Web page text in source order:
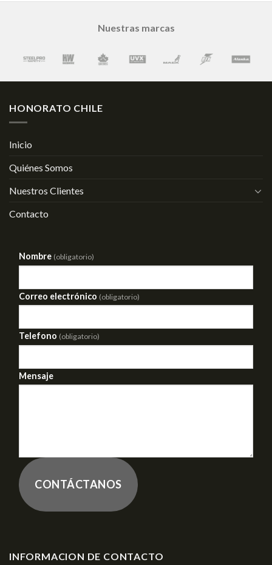
Nuestras marcas
HONORATO CHILE
Inicio
Quiénes Somos
Nuestros Clientes
Contacto
Nombre (obligatorio)
Correo electrónico (obligatorio)
Telefono (obligatorio)
Mensaje
CONTÁCTANOS
INFORMACION DE CONTACTO